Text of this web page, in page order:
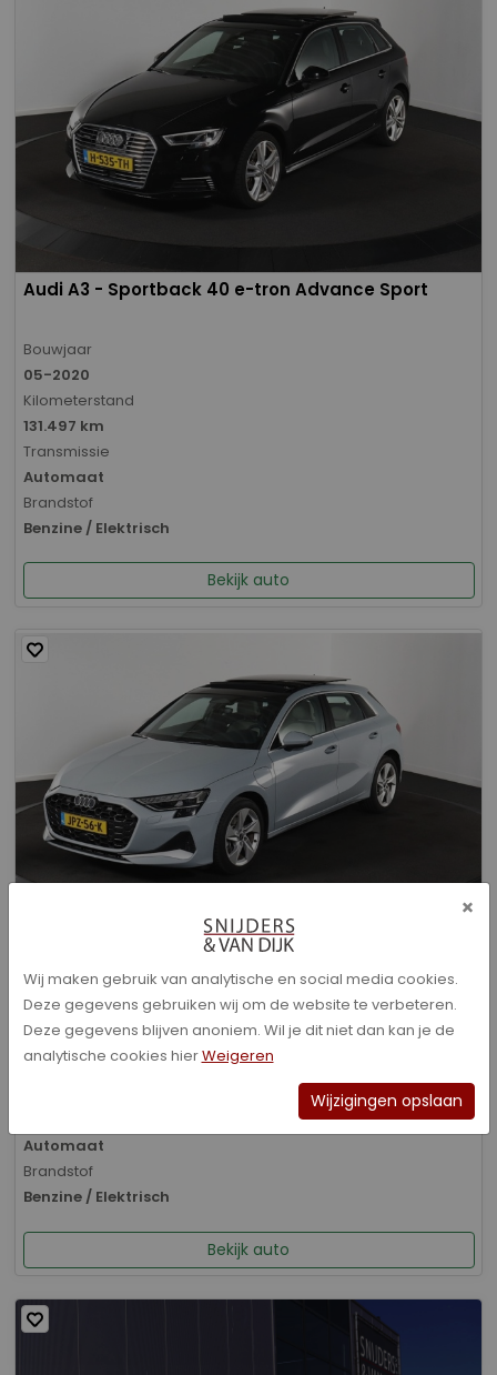
Audi A3 - Sportback 40 e-tron Advance Sport
Bouwjaar
05-2020
Kilometerstand
131.497 km
Transmissie
Automaat
Brandstof
Benzine / Elektrisch
Bekijk auto
Audi A3 - Sportback 40 TFSI e Advanced edition
Bouwjaar
01-2026
Kilometerstand
Automaat
Brandstof
Benzine / Elektrisch
Bekijk auto
×
Wij maken gebruik van analytische en social media cookies.
Deze gegevens gebruiken wij om de website te verbeteren.
Deze gegevens blijven anoniem. Wil je dit niet dan kan je de
analytische cookies hierWeigeren
Wijzigingen opslaan